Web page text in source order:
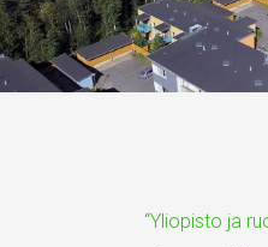
“Yliopisto ja